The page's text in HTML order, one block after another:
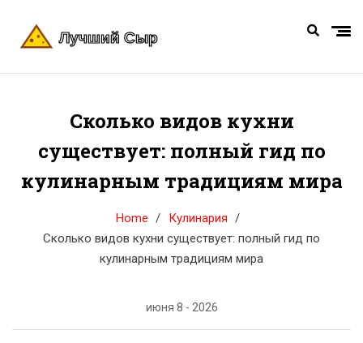
Сколько видов кухни
существует: полный гид по
кулинарным традициям мира
Home
Кулинария
Сколько видов кухни существует: полный гид по
кулинарным традициям мира
июня 8 - 2026